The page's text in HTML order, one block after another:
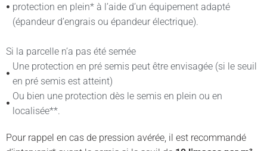
protection en plein* à l’aide d’un équipement adapté
(épandeur d’engrais ou épandeur électrique).
Si la parcelle n’a pas été semée
Une protection en pré semis peut être envisagée (si le seuil
en pré semis est atteint)
Ou bien une protection dès le semis en plein ou en
localisée**.
Pour rappel en cas de pression avérée, il est recommandé